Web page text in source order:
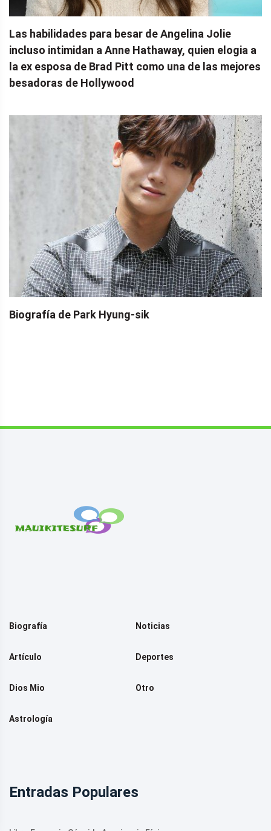
Las habilidades para besar de Angelina Jolie
incluso intimidan a Anne Hathaway, quien elogia a
la ex esposa de Brad Pitt como una de las mejores
besadoras de Hollywood
Biografía de Park Hyung-sik
Biografía Noticias
Artículo Deportes
Dios Mio Otro
Astrología
Entradas Populares